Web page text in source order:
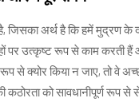
जिसका अर्थ है कि हमें मुद्रण
पर उत्कृष्ट रूप से काम करती
से क्योर किया न जाए, तो वे
कठोरता को सावधानीपूर्ण